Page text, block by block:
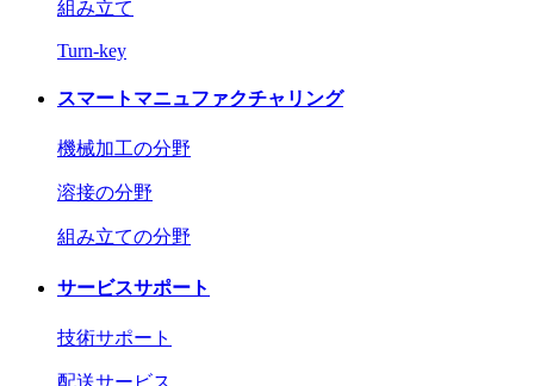
組み立て
Turn-key
スマートマニュファクチャリング
機械加工の分野
溶接の分野
組み立ての分野
サービスサポート
技術サポート
配送サービス